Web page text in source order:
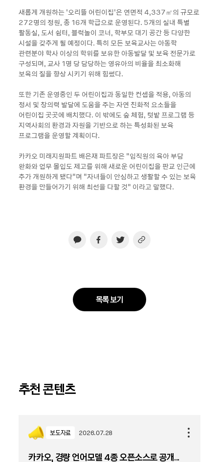
새롭게 개원하는 ‘오리뜰 어린이집’은 연면적 4,337㎡의 규모로
272명의 정원, 총 16개 학급으로 운영된다. 5개의 실내 특별
활동실, 도서 쉼터, 블럭놀이 코너, 학부모 대기 공간 등 다양한
시설을 갖추게 될 예정이다. 특히 모든 보육교사는 아동학
관련분야 학사 이상의 학위를 보유한 아동발달 및 보육 전문가로
구성되며, 교사 1명 당 담당하는 영유아의 비율을 최소화해
보육의 질을 향상 시키기 위해 힘썼다.
또한 기존 운영중인 두 어린이집과 동일한 컨셉을 적용, 아동의
정서 및 창의력 발달에 도움을 주는 자연 친화적 요소들을
어린이집 곳곳에 배치했다. 이 밖에도 숲 체험, 텃밭 프로그램 등
지역사회의 환경과 자원을 기반으로 하는 특성화된 보육
프로그램을 운영할 계획이다.
카카오 미래지원파트 배은재 파트장은 “임직원의 육아 부담
완화와 업무 몰입도 제고를 위해 새로운 어린이집을 판교 인근에
추가 개원하게 됐다”며 “자녀들이 안심하고 생활할 수 있는 보육
환경을 만들어가기 위해 최선을 다할 것” 이라고 말했다.
목록 보기
추천 콘텐츠
보도자료 2026.07.28
카카오, 경량 언어모델 4종 오픈소스로 공개...